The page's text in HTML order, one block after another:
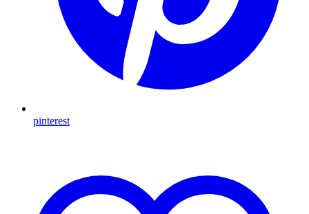
pinterest